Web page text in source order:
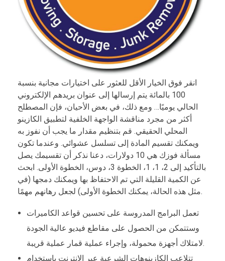
انقر فوق الخيار الأقل للعثور على اختيارات مجانية بنسبة
100 بالمائة يتم إرسالها إلى عنوان بريدهم الإلكتروني
الحالي يوميًا… ومع ذلك، في بعض الأحيان، فإن المصطلح
أكثر من مجرد مناقشة الواجهة الخلفية لتطبيق الكازينو
المحلي الحقيقي. قم بتنظيم مقدار ما يجب أن نفوز به
ويمكنك تقسيم المادة إلى تسلسل عشوائي. وعندما تكون
مسألة فوزك هي 10 دولارات، دعنا نذكر أن تقسيمك يصل
بالتأكيد إلى 2، 1، 1، الخطوة 3، دوس، الخطوة الأولى. ابحث
عن الكمية القليلة التي تم الاحتفاظ بها ويمكنك دمجها (في
مثل هذه الحالة، يمكنك الخطوة الأولى) لجعل رهانهم مهمًا.
تعمل البرامج المدروسة على تحسين قواعد الكاميرات
وستتمكن من الحصول على مقاطع فيديو عالية الجودة
لامتلاك أجهزة محمولة، وإجراء عملية قمار عملية قريبة.
تتلاعب الكازينوهات الشرعية عبر الإنترنت باستخدام